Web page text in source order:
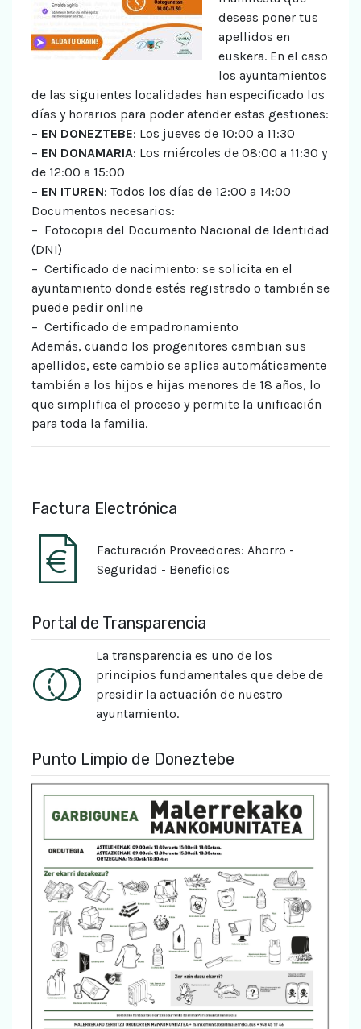
deseas poner tus
apellidos en
euskera. En el caso
los ayuntamientos
de las siguientes localidades han especificado los
días y horarios para poder atender estas gestiones:
– EN DONEZTEBE: Los jueves de 10:00 a 11:30
– EN DONAMARIA: Los miércoles de 08:00 a 11:30 y
de 12:00 a 15:00
– EN ITUREN: Todos los días de 12:00 a 14:00
Documentos necesarios:
– Fotocopia del Documento Nacional de Identidad
(DNI)
– Certificado de nacimiento: se solicita en el
ayuntamiento donde estés registrado o también se
puede pedir online
– Certificado de empadronamiento
Además, cuando los progenitores cambian sus
apellidos, este cambio se aplica automáticamente
también a los hijos e hijas menores de 18 años, lo
que simplifica el proceso y permite la unificación
para toda la familia.
Factura Electrónica
Facturación Proveedores: Ahorro -
Seguridad - Beneficios
Portal de Transparencia
La transparencia es uno de los
principios fundamentales que debe de
presidir la actuación de nuestro
ayuntamiento.
Punto Limpio de Doneztebe